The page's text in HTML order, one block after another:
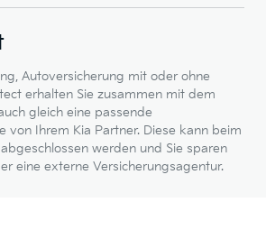
Autoversicherung mit oder ohne
erhalten Sie zusammen mit dem
gleich eine passende
von Ihrem Kia Partner. Diese kann beim
werden und Sie sparen
eine externe Versicherungsagentur.